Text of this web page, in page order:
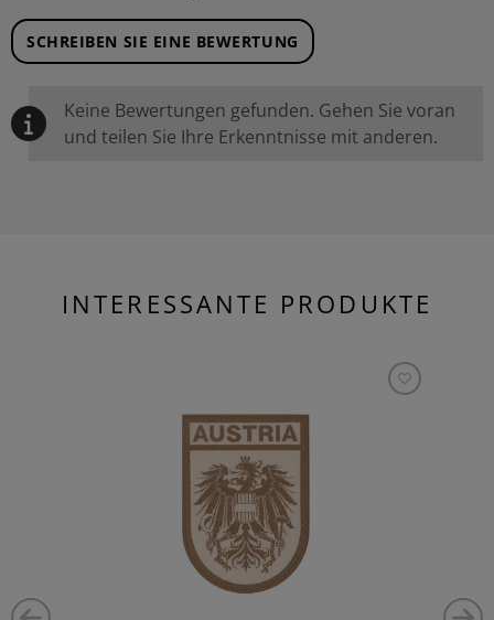
SCHREIBEN SIE EINE BEWERTUNG
Keine Bewertungen gefunden. Gehen Sie voran
und teilen Sie Ihre Erkenntnisse mit anderen.
INTERESSANTE PRODUKTE